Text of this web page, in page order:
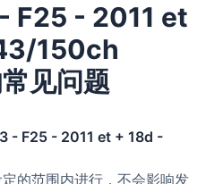
F25 - 2011 et
150ch
见问题
- F25 - 2011 et + 18d -
的范围内进行，不会影响发